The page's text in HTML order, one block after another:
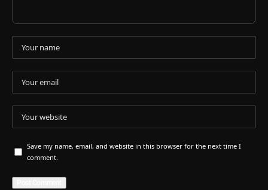
Save my name, email, and website in this browser for the next time I
comment.